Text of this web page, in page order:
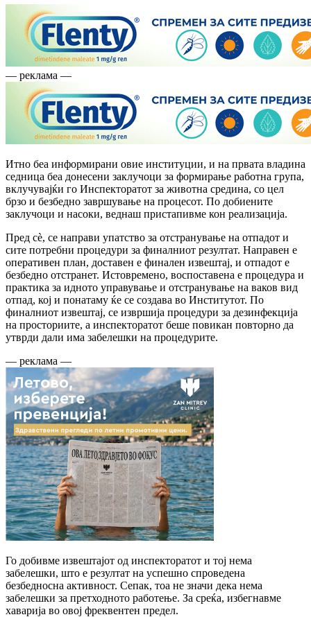
— реклама —
Итно беа информирани овие институции, и на првата владина
седница беа донесени заклучоци за формирање работна група,
вклучувајќи го Инспекторатот за животна средина, со цел
брзо и безбедно завршување на процесот. По добиените
заклучоци и насоки, веднаш пристапивме кон реализација.
Пред сè, се направи упатство за отстранување на отпадот и
сите потребни процедури за финалниот резултат. Направен е
оперативен план, доставен е финален извештај, и отпадот е
безбедно отстранет. Истовремено, воспоставена е процедура и
практика за идното управување и отстранување на ваков вид
отпад, кој и понатаму ќе се создава во Институтот. По
финалниот извештај, се извршија процедури за дезинфекција
на просториите, а инспекторатот беше повикан повторно да
утврди дали има забелешки на процедурите.
— реклама —
Го добивме извештајот од инспекторатот и тој нема
забелешки, што е резултат на успешно спроведена
безбедносна активност. Сепак, тоа не значи дека нема
забелешки за претходното работење. За среќа, избегнавме
хаварија во овој фреквентен предел.